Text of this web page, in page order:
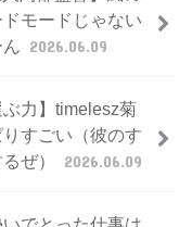
モードじゃない
2026.06.09
ぶ力】timelesz菊
すごい（彼のす
ぜ）
2026.06.09